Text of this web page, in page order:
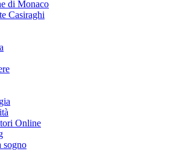
di Monaco
Casiraghi
Online
sogno